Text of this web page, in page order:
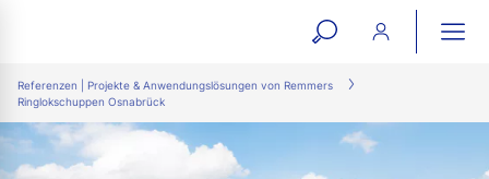
open
search
form
Referenzen | Projekte & Anwendungslösungen von Remmers
Ringlokschuppen Osnabrück